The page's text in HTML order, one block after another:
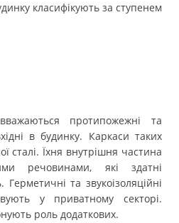
класифікують за ступенем
протипожежні та
в будинку. Каркаси таких
сталі. Їхня внутрішня частина
речовинами, які здатні
та звукоізоляційні
у приватному секторі.
роль додаткових.